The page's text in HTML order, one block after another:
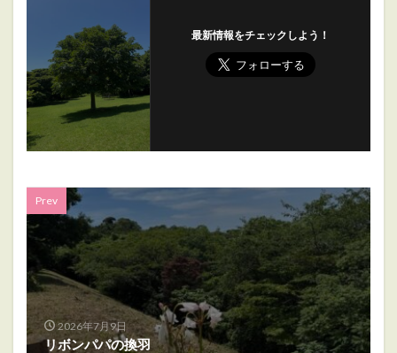
最新情報をチェックしよう！
Prev
2026年7月9日
リボンパパの換羽